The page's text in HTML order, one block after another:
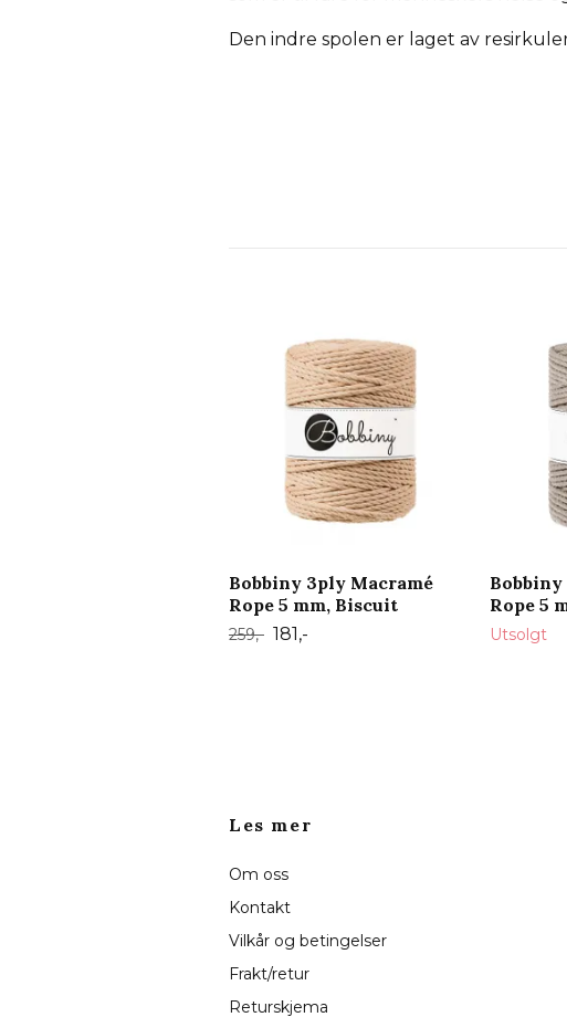
Den indre spolen er laget av
Bobbiny 3ply Macramé
Rope 5 mm, Biscuit
259,- 181,-
Rope 5
Utsolgt
Les mer
Om oss
Kontakt
Vilkår og betingelser
Frakt/retur
Returskjema